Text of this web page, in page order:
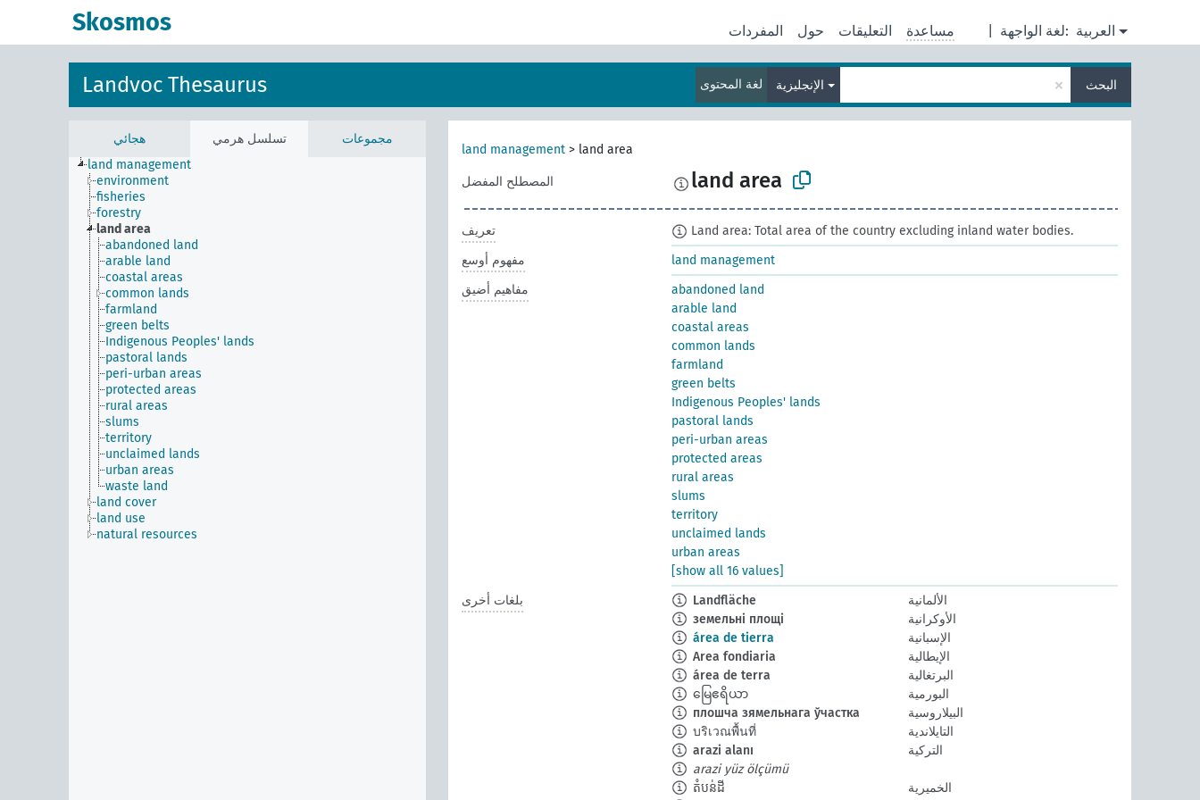
Skosmos لغة الواجهة: العربية المفردات حول التعليقات مساعدة
Landvoc Thesaurus لغة المحتوى الإنجليزية × البحث
هجائي تسلسل هرمي
مجموعات
land management
environment
fisheries
forestry
land area
abandoned land
arable land
coastal areas
common lands
farmland
green belts
Indigenous Peoples' lands
pastoral lands
peri-urban areas
protected areas
rural areas
slums
territory
unclaimed lands
urban areas
waste land
land cover
land use
natural resources
land management > land area
المصطلح المفضل land area
تعريف
Land area: Total area of the country excluding inland water bodies.
مفهوم أوسع
land management
مفاهيم أضيق
abandoned land
arable land
coastal areas
common lands
farmland
green belts
Indigenous Peoples' lands
pastoral lands
peri-urban areas
protected areas
rural areas
slums
territory
unclaimed lands
urban areas
[show all 16 values]
بلغات أخرى
Landfläche
الألمانية
земельні площі
الأوكرانية
área de tierra
الإسبانية
Area fondiaria
الإيطالية
área de terra
البرتغالية
မြေဧရိယာ
البورمية
плошча зямельнага ўчастка
البيلاروسية
บริเวณพื้นที่
التايلاندية
arazi alanı
التركية
arazi yüz ölçümü
តំបន់ដី
الخميرية